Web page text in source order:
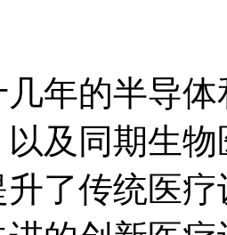
几年的半导
及同期生
了传统医